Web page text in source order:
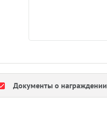
Документы о награждении